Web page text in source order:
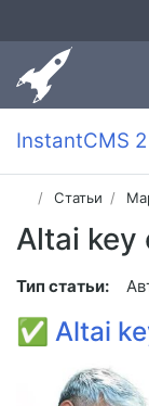
InstantCMS 2
Статьи
Altai key
Тип статьи:
✅ Altai